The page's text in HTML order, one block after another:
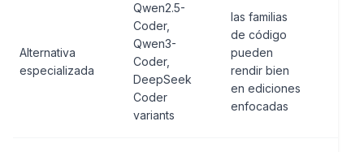
Alternativa
especializada
Qwen2.5-
Coder,
Qwen3-
Coder,
DeepSeek
Coder
variants
las familias
de código
pueden
rendir bien
en ediciones
enfocadas